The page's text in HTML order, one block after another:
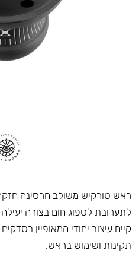
ראש טורקיש משולב חרסינה
לתערובת לספוג חום בצורה יעילה
קיים עיצוב יחודי המאופיין
תקינות ושימוש בראש.